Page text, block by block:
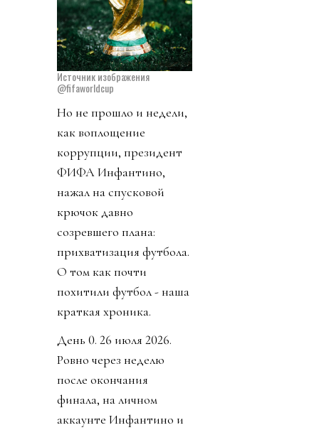
Источник изображения
@fifaworldcup
Но не прошло и недели,
как воплощение
коррупции, президент
ФИФА Инфантино,
нажал на спусковой
крючок давно
созревшего плана:
прихватизация футбола.
О том как почти
похитили футбол - наша
краткая хроника.
День 0. 26 июля 2026.
Ровно через неделю
после окончания
финала, на личном
аккаунте Инфантино и